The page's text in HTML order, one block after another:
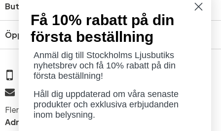
Butik
Öppettider
08 - 654 29 00
info@ljusbutik.se
Fler kontaktuppgifter »
Adress:
Kungsholmsgatan 6, 112 27 Stockholm
Få 10% rabatt på din
första beställning
Anmäl dig till Stockholms Ljusbutiks
nyhetsbrev och få 10% rabatt på din
första beställning!
Håll dig uppdaterad om våra senaste
produkter och exklusiva erbjudanden
inom belysning.